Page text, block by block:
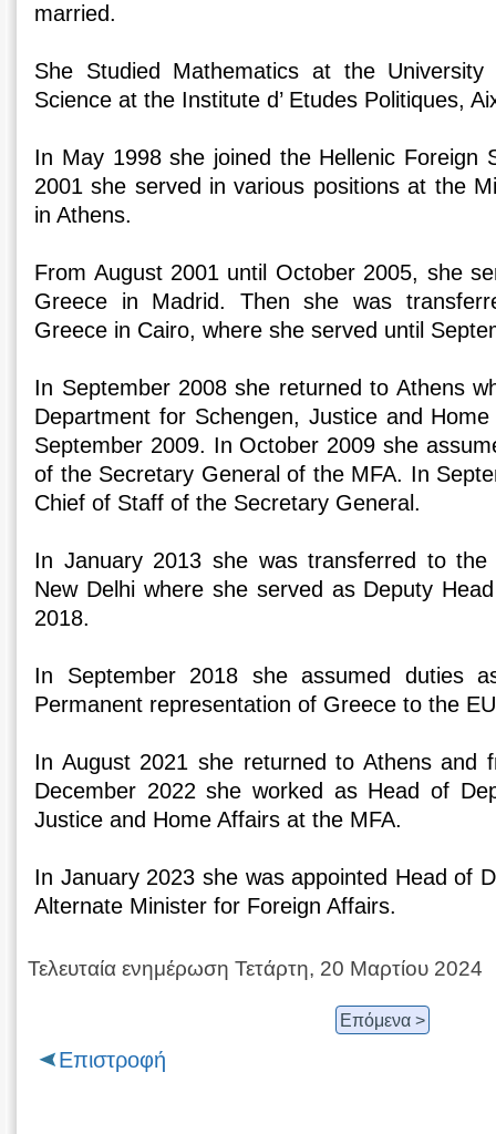
married.
She Studied Mathematics at the
Science at the Institute d’ Etudes Politiques,
In May 1998 she joined the Hellenic Foreign
2001 she served in various positions at the
in Athens.
From August 2001 until October 2005, she
Greece in Madrid. Then she was
Greece in Cairo, where she served until
In September 2008 she returned to Athens
Department for Schengen, Justice and
September 2009. In October 2009 she
of the Secretary General of the MFA. In
Chief of Staff of the Secretary General.
In January 2013 she was transferred to
New Delhi where she served as Deputy
2018.
In September 2018 she assumed duties
Permanent representation of Greece to the
In August 2021 she returned to Athens and
December 2022 she worked as Head of
Justice and Home Affairs at the MFA.
In January 2023 she was appointed Head of
Alternate Minister for Foreign Affairs.
Τελευταία ενημέρωση Τετάρτη, 20 Μαρτίου 2024
Επόμενα >
Επιστροφή